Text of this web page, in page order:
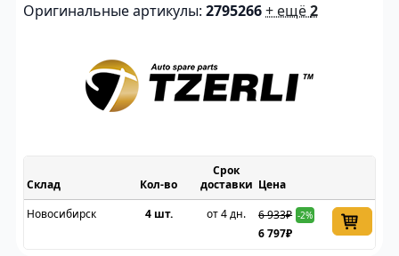
Оригинальные артикулы: 2795266+ ещё2
Склад
Срок
доставки Цена
Новосибирск
4 шт. от 4 дн. 6 933₽ -2%
6 797₽